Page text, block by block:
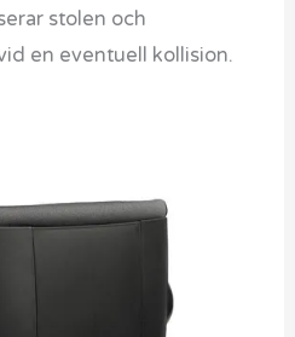
stolen och
en eventuell kollision.